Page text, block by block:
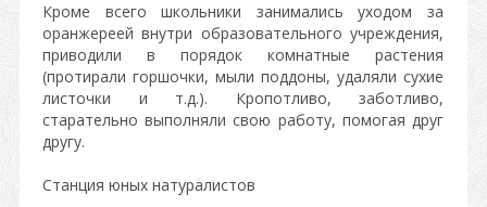
Кроме всего школьники занимались уходом за
оранжереей внутри образовательного учреждения,
приводили в порядок комнатные растения
(протирали горшочки, мыли поддоны, удаляли сухие
листочки и т.д.). Кропотливо, заботливо,
старательно выполняли свою работу, помогая друг
другу.
Станция юных натуралистов